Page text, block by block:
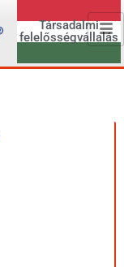
Társadalmi
felelősségvállalás